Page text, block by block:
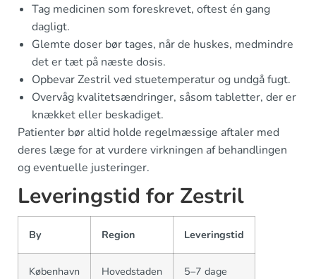
Tag medicinen som foreskrevet, oftest én gang
dagligt.
Glemte doser bør tages, når de huskes, medmindre
det er tæt på næste dosis.
Opbevar Zestril ved stuetemperatur og undgå fugt.
Overvåg kvalitetsændringer, såsom tabletter, der er
knækket eller beskadiget.
Patienter bør altid holde regelmæssige aftaler med
deres læge for at vurdere virkningen af behandlingen
og eventuelle justeringer.
Leveringstid for Zestril
By Region Leveringstid
København Hovedstaden 5–7 dage